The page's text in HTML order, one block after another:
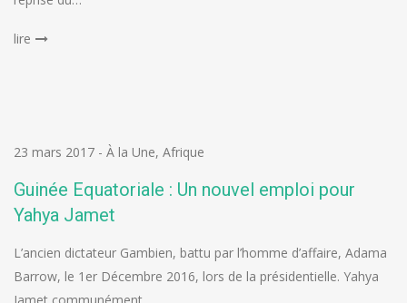
lire
23 mars 2017 - À la Une, Afrique
Guinée Equatoriale : Un nouvel emploi pour
Yahya Jamet
L’ancien dictateur Gambien, battu par l’homme d’affaire, Adama
Barrow, le 1er Décembre 2016, lors de la présidentielle. Yahya